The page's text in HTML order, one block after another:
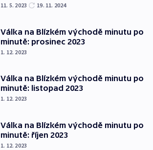
11. 5. 2023 19. 11. 2024
Válka na Blízkém východě minutu po
minutě: prosinec 2023
1. 12. 2023
Válka na Blízkém východě minutu po
minutě: listopad 2023
1. 12. 2023
Válka na Blízkém východě minutu po
minutě: říjen 2023
1. 12. 2023